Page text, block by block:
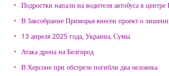
Подростки напали на водителя автобуса в центре
В Заксобрание Приморья внесен проект о
13 апреля 2025 года, Украина, Сумы.
Атака дрона на Белгород
В Херсоне при обстреле погибли два человека